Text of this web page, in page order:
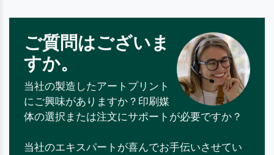
ご質問はございま
すか。
当社の製造したアートプリント
にご興味がありますか？印刷媒
体の選択または注文にサポートが必要ですか？
当社のエキスパートが喜んでお手伝いさせてい